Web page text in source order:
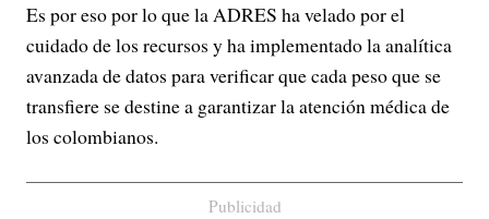
Es por eso por lo que la ADRES ha velado por el
cuidado de los recursos y ha implementado la analítica
avanzada de datos para verificar que cada peso que se
transfiere se destine a garantizar la atención médica de
los colombianos.
Publicidad